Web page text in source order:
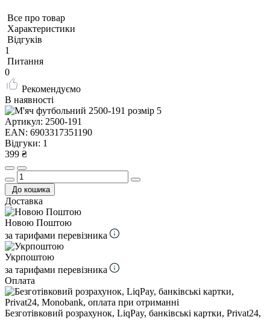
Все про товар
Характеристики
Відгуків
1
Питання
0
Рекомендуємо
В наявності
Артикул: 2500-191
EAN: 6903317351190
Відгуки: 1
399 ₴
До кошика
Доставка
Новою Поштою
за тарифами перевізника
Укрпоштою
за тарифами перевізника
Оплата
Безготівковий розрахунок, LiqPay, банківські картки, Privat24,